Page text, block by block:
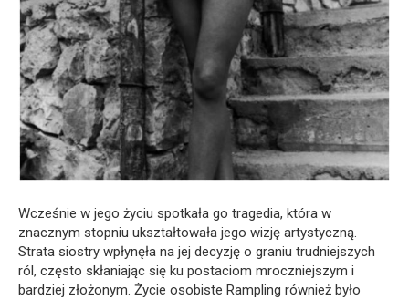
Wcześnie w jego życiu spotkała go tragedia, która w
znacznym stopniu ukształtowała jego wizję artystyczną.
Strata siostry wpłynęła na jej decyzję o graniu trudniejszych
ról, często skłaniając się ku postaciom mroczniejszym i
bardziej złożonym. Życie osobiste Rampling również było